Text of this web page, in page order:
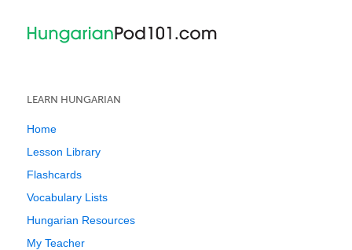
LEARN HUNGARIAN
Home
Lesson Library
Flashcards
Vocabulary Lists
Hungarian Resources
My Teacher